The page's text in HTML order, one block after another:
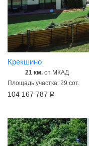
Крекшино
21 км. от МКАД
Площадь участка: 29 сот.
104 167 787 Р